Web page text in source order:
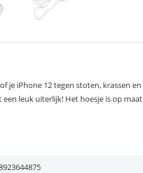
je iPhone 12 tegen stoten, krassen en
leuk uiterlijk! Het hoesje is op maat